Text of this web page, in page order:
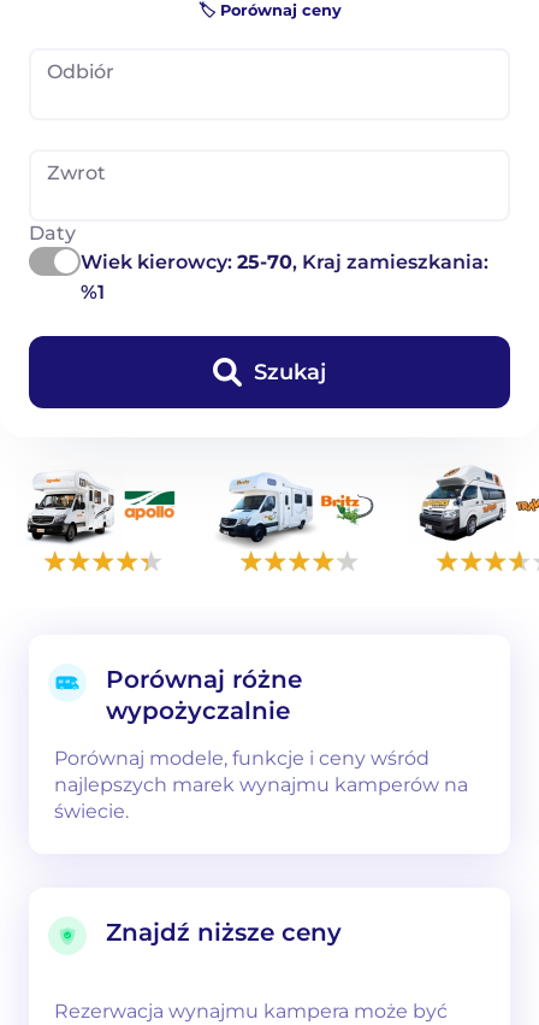
🏷️ Porównaj ceny
Odbiór
Zwrot
Daty
Wiek kierowcy:25-70, Kraj zamieszkania:
%1
Szukaj
Porównaj różne
wypożyczalnie
Porównaj modele, funkcje i ceny wśród
najlepszych marek wynajmu kamperów na
świecie.
Znajdź niższe ceny
Rezerwacja wynajmu kampera może być